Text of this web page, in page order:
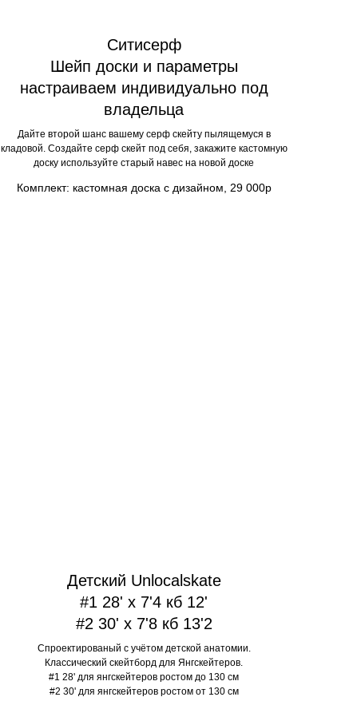
Ситисерф
Шейп доски и параметры
настраиваем индивидуально под
владельца
Дайте второй шанс вашему серф скейту пылящемуся в
кладовой. Создайте серф скейт под себя, закажите кастомную
доску используйте старый навес на новой доске
Комплект: кастомная доска с дизайном, 29 000р
Детский Unlocalskate
#1 28' x 7'4 кб 12'
#2 30' x 7'8 кб 13'2
Спроектированый с учётом детской анатомии.
Классический скейтборд для Янгскейтеров.
#1 28' для янгскейтеров ростом до 130 см
#2 30' для янгскейтеров ростом от 130 см